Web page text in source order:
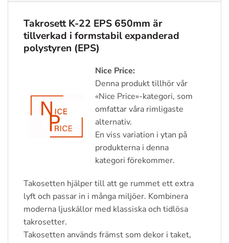
Takrosett K-22 EPS 650mm är
tillverkad i formstabil expanderad
polystyren (EPS)
Nice Price:
Denna produkt tillhör vår
«Nice Price»-kategori, som
omfattar våra rimligaste
alternativ.
En viss variation i ytan på
produkterna i denna
kategori förekommer.
Takosetten hjälper till att ge rummet ett extra
lyft och passar in i många miljöer. Kombinera
moderna ljuskällor med klassiska och tidlösa
takrosetter.
Takosetten används främst som dekor i taket,